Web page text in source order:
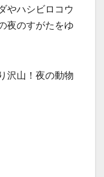
やハシビロコウ
夜のすがたをゆ
沢山！夜の動物